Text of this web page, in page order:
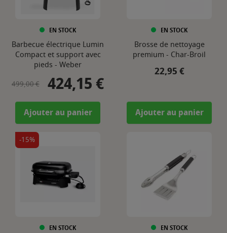
EN STOCK
Barbecue électrique Lumin
Compact et support avec
pieds - Weber
Prix de base
499,00 € Prix
424,15 €
Ajouter au panier
EN STOCK
Brosse de nettoyage
premium - Char-Broil
Prix
22,95 €
Ajouter au panier
-15%
EN STOCK EN STOCK